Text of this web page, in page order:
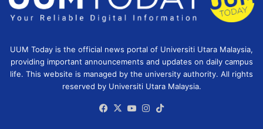
UUM Today is the official news portal of Universiti Utara Malaysia,
providing important announcements and updates on daily campus
life. This website is managed by the university authority. All rights
reserved by Universiti Utara Malaysia.
Facebook
X YouTubeInstagram